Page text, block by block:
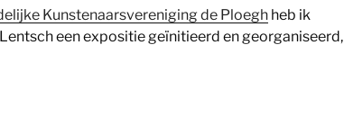
Kunstenaarsvereniging de Ploegh heb ik
een expositie geïnitieerd en georganiseerd,